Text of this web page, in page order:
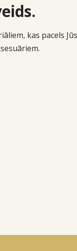
kas pacels